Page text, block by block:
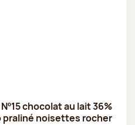
chocolat au lait 36%
praliné noisettes rocher